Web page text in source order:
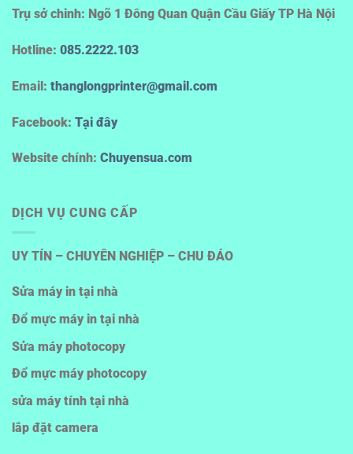
Trụ sở chinh: Ngõ 1 Đông Quan Quận Cầu Giấy TP Hà Nội
Hotline: 085.2222.103
Email: thanglongprinter@gmail.com
Facebook: Tại đây
Website chính: Chuyensua.com
DỊCH VỤ CUNG CẤP
UY TÍN – CHUYÊN NGHIỆP – CHU ĐÁO
Sửa máy in tại nhà
Đổ mực máy in tại nhà
Sửa máy photocopy
Đổ mực máy photocopy
sửa máy tính tại nhà
lắp đặt camera